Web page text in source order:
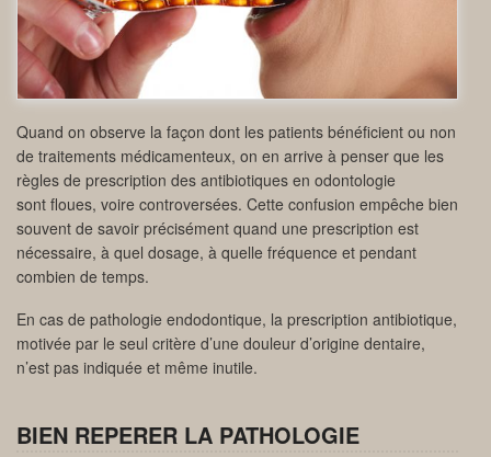
Quand on observe la façon dont les patients bénéficient ou non
de traitements médicamenteux, on en arrive à penser que les
règles de prescription des antibiotiques en odontologie
sont floues, voire controversées. Cette confusion empêche bien
souvent de savoir précisément quand une prescription est
nécessaire, à quel dosage, à quelle fréquence et pendant
combien de temps.
En cas de pathologie endodontique, la prescription antibiotique,
motivée par le seul critère d’une douleur d’origine dentaire,
n’est pas indiquée et même inutile.
BIEN REPERER LA PATHOLOGIE